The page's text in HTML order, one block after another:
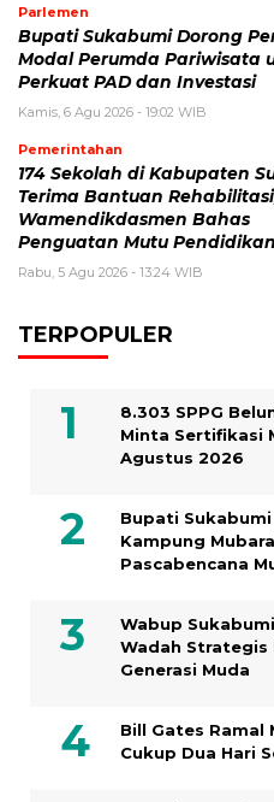
Parlemen
Bupati Sukabumi Dorong
Modal Perumda Pariwisata
Perkuat PAD dan Investasi
Kamis, 6 Agu 2026 - 19:02 WIB
Pemerintahan
174 Sekolah di Kabupaten
Terima Bantuan
Wamendikdasmen Bahas
Penguatan Mutu Pendidikan
Rabu, 5 Agu 2026 - 13:24 WIB
TERPOPULER
8.303 SPPG
Minta Sertifikasi
Agustus 2026
Bupati
Kampung
Pascabencana
Wabup
Wadah Strategis
Generasi Muda
Bill Gates Ramal
Cukup Dua Hari